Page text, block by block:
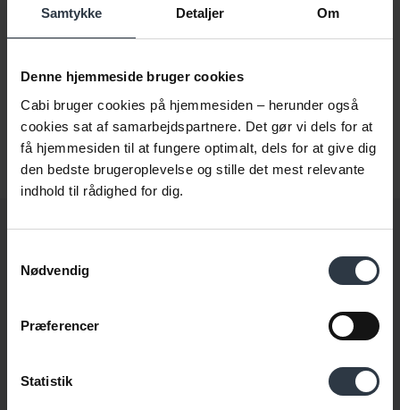
Samtykke Detaljer Om
Denne hjemmeside bruger cookies
Cabi bruger cookies på hjemmesiden – herunder også
cookies sat af samarbejdspartnere. Det gør vi dels for at
få hjemmesiden til at fungere optimalt, dels for at give dig
den bedste brugeroplevelse og stille det mest relevante
indhold til rådighed for dig.
Nødvendig
Præferencer
Statistik
Lovstof
rummelige arbejdsmarked og den aktive
beskæftigelsesindsats.
Se lovstof
Gør som 13.000 andre. Skriv dig op til at modtage vores